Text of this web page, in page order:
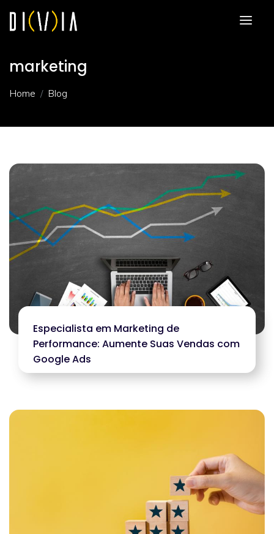
marketing
Home Blog
Especialista em Marketing de
Performance: Aumente Suas Vendas com
Google Ads